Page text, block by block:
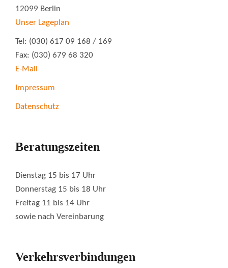
12099 Berlin
Unser Lageplan
Tel: (030) 617 09 168 / 169
Fax: (030) 679 68 320
E-Mail
Impressum
Datenschutz
Beratungszeiten
Dienstag 15 bis 17 Uhr
Donnerstag 15 bis 18 Uhr
Freitag 11 bis 14 Uhr
sowie nach Vereinbarung
Verkehrsverbindungen